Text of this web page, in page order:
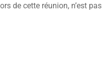
de cette réunion, n’est pas